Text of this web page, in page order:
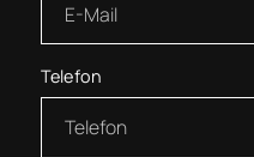
Telefon